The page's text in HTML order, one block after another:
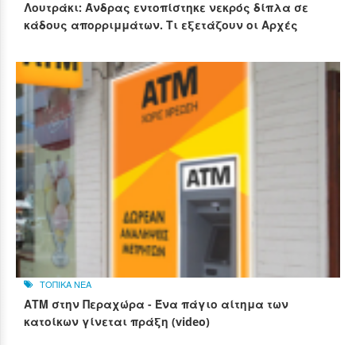
Λουτράκι: Άνδρας εντοπίστηκε νεκρός δίπλα σε
κάδους απορριμμάτων. Τι εξετάζουν οι Αρχές
ΤΟΠΙΚΑ ΝΕΑ
ΑΤΜ στην Περαχώρα - Ένα πάγιο αίτημα των
κατοίκων γίνεται πράξη (video)